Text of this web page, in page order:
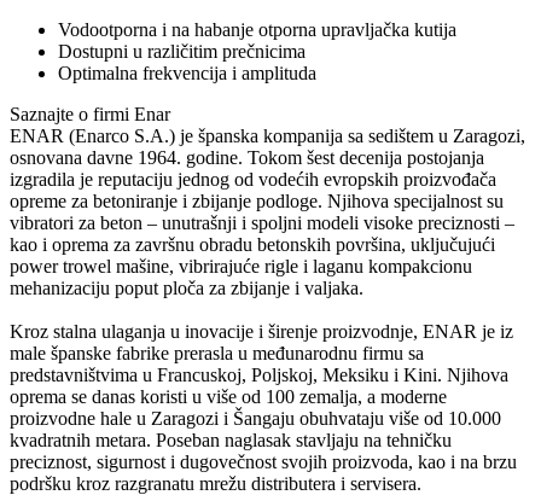
Vodootporna i na habanje otporna upravljačka kutija
Dostupni u različitim prečnicima
Optimalna frekvencija i amplituda
Saznajte o firmi Enar
ENAR (Enarco S.A.) je španska kompanija sa sedištem u Zaragozi,
osnovana davne 1964. godine. Tokom šest decenija postojanja
izgradila je reputaciju jednog od vodećih evropskih proizvođača
opreme za betoniranje i zbijanje podloge. Njihova specijalnost su
vibratori za beton – unutrašnji i spoljni modeli visoke preciznosti –
kao i oprema za završnu obradu betonskih površina, uključujući
power trowel mašine, vibrirajuće rigle i laganu kompakcionu
mehanizaciju poput ploča za zbijanje i valjaka.
Kroz stalna ulaganja u inovacije i širenje proizvodnje, ENAR je iz
male španske fabrike prerasla u međunarodnu firmu sa
predstavništvima u Francuskoj, Poljskoj, Meksiku i Kini. Njihova
oprema se danas koristi u više od 100 zemalja, a moderne
proizvodne hale u Zaragozi i Šangaju obuhvataju više od 10.000
kvadratnih metara. Poseban naglasak stavljaju na tehničku
preciznost, sigurnost i dugovečnost svojih proizvoda, kao i na brzu
podršku kroz razgranatu mrežu distributera i servisera.